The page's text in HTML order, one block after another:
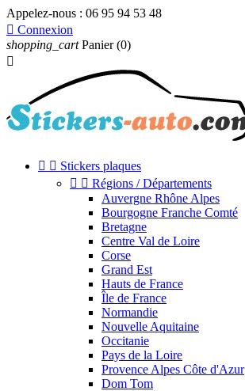
Appelez-nous : 06 95 94 53 48
 Connexion
shopping_cart Panier (0)

  Stickers plaques
  Régions / Départements
Auvergne Rhône Alpes
Bourgogne Franche Comté
Bretagne
Centre Val de Loire
Corse
Grand Est
Hauts de France
Île de France
Normandie
Nouvelle Aquitaine
Occitanie
Pays de la Loire
Provence Alpes Côte d'Azur
Dom Tom